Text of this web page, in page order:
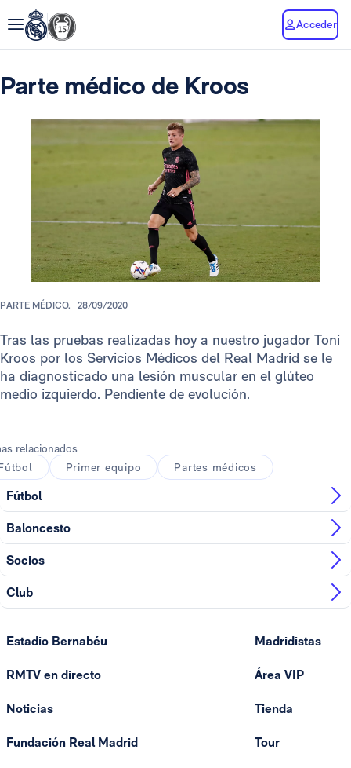
Acceder
Parte médico de Kroos
PARTE MÉDICO. 28/09/2020
Tras las pruebas realizadas hoy a nuestro jugador Toni
Kroos por los Servicios Médicos del Real Madrid se le
ha diagnosticado una lesión muscular en el glúteo
medio izquierdo. Pendiente de evolución.
relacionados
Primer equipo Partes médicos
Fútbol
Baloncesto
Socios
Club
Estadio Bernabéu
RMTV en directo
Noticias
Fundación Real Madrid
Madridistas
Área VIP
Tienda
Tour